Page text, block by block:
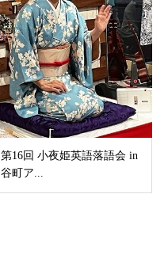
第16回 小夜姫英語落語会 in
谷町ア...